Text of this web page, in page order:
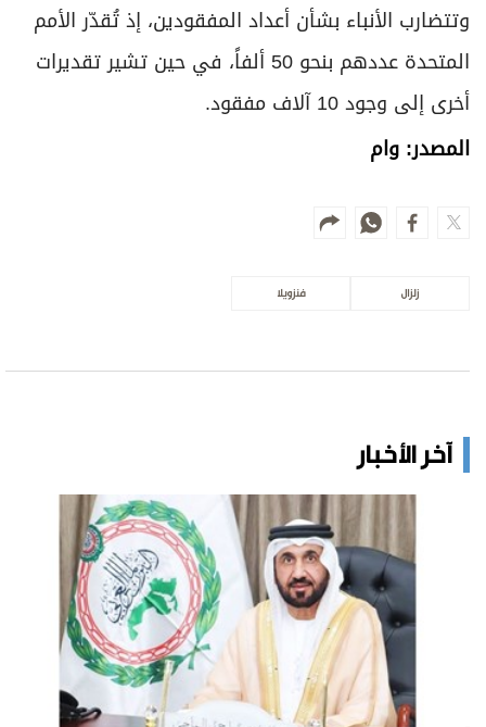
وتتضارب الأنباء بشأن أعداد المفقودين، إذ تُقدّر الأمم
المتحدة عددهم بنحو 50 ألفاً، في حين تشير تقديرات
أخرى إلى وجود 10 آلاف مفقود.
المصدر: وام
زلزال فنزويلا
آخر الأخبار